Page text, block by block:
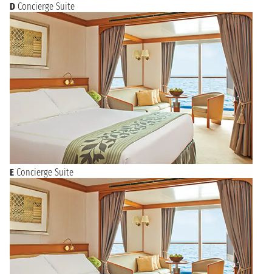
D Concierge Suite
E Concierge Suite